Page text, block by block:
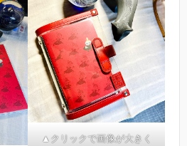
▲クリックで画像が大きく